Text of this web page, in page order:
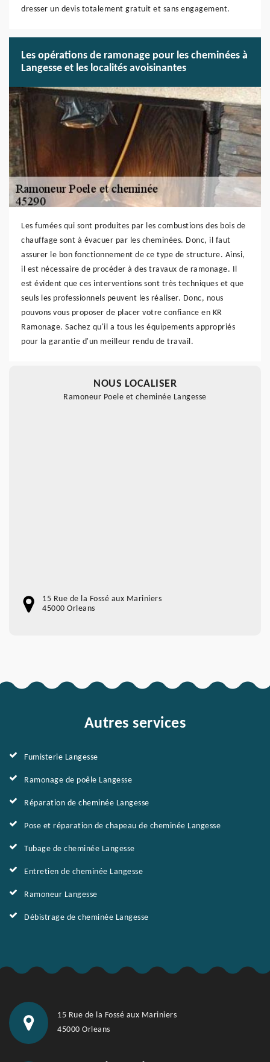
dresser un devis totalement gratuit et sans engagement.
Les opérations de ramonage pour les cheminées à
Langesse et les localités avoisinantes
Les fumées qui sont produites par les combustions des bois de
chauffage sont à évacuer par les cheminées. Donc, il faut
assurer le bon fonctionnement de ce type de structure. Ainsi,
il est nécessaire de procéder à des travaux de ramonage. Il
est évident que ces interventions sont très techniques et que
seuls les professionnels peuvent les réaliser. Donc, nous
pouvons vous proposer de placer votre confiance en KR
Ramonage. Sachez qu'il a tous les équipements appropriés
pour la garantie d'un meilleur rendu de travail.
NOUS LOCALISER
Ramoneur Poele et cheminée Langesse
15 Rue de la Fossé aux Mariniers
45000 Orleans
Autres services
Fumisterie Langesse
Ramonage de poêle Langesse
Réparation de cheminée Langesse
Pose et réparation de chapeau de cheminée Langesse
Tubage de cheminée Langesse
Entretien de cheminée Langesse
Ramoneur Langesse
Débistrage de cheminée Langesse
15 Rue de la Fossé aux Mariniers
45000 Orleans